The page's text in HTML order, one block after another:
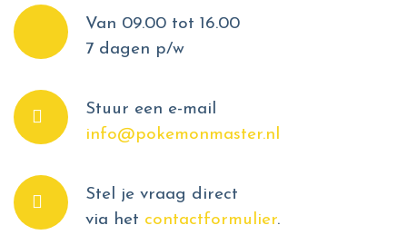
Van 09.00 tot 16.00
7 dagen p/w
Stuur een e-mail
info@pokemonmaster.nl
Stel je vraag direct
via het contactformulier.